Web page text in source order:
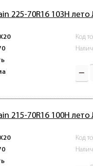
225-70R16 103H лето
Код
215-70R16 100H лето
Код